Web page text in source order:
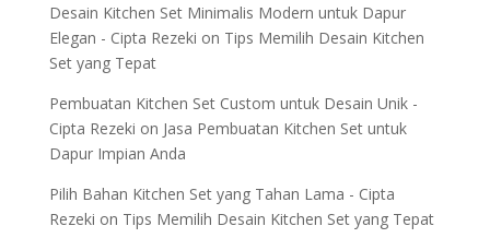
Desain Kitchen Set Minimalis Modern untuk Dapur
Elegan - Cipta Rezeki on Tips Memilih Desain Kitchen
Set yang Tepat
Pembuatan Kitchen Set Custom untuk Desain Unik -
Cipta Rezeki on Jasa Pembuatan Kitchen Set untuk
Dapur Impian Anda
Pilih Bahan Kitchen Set yang Tahan Lama - Cipta
Rezeki on Tips Memilih Desain Kitchen Set yang Tepat